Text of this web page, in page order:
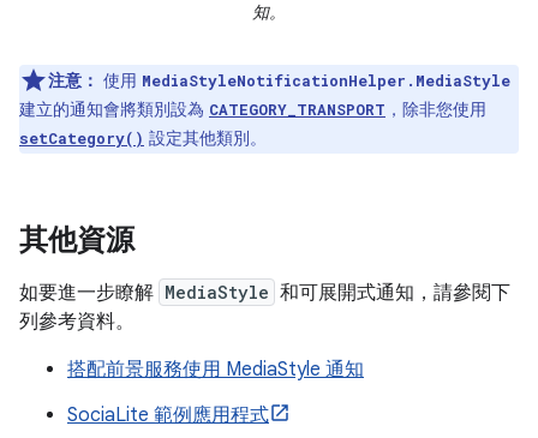
知。
注意： 使用 MediaStyleNotificationHelper.MediaStyle
建立的通知會將類別設為 CATEGORY_TRANSPORT ，除非您使用
setCategory() 設定其他類別。
其他資源
如要進一步瞭解 MediaStyle 和可展開式通知，請參閱下
列參考資料。
搭配前景服務使用 MediaStyle 通知
SociaLite 範例應用程式